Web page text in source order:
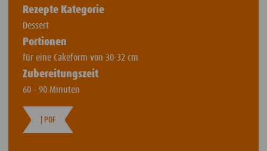
Rezepte Kategorie
Dessert
Portionen
für eine Cakeform von 30-32 cm
Zubereitungszeit
60 - 90 Minuten
| PDF